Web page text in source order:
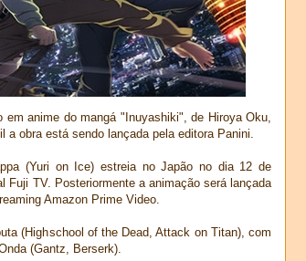
em anime do mangá "Inuyashiki", de Hiroya Oku,
obra está sendo lançada pela editora Panini.
(Yuri on Ice) estreia no Japão no dia 12 de
Fuji TV. Posteriormente a animação será lançada
Amazon Prime Video.
(Highschool of the Dead, Attack on Titan), com
(Gantz, Berserk).